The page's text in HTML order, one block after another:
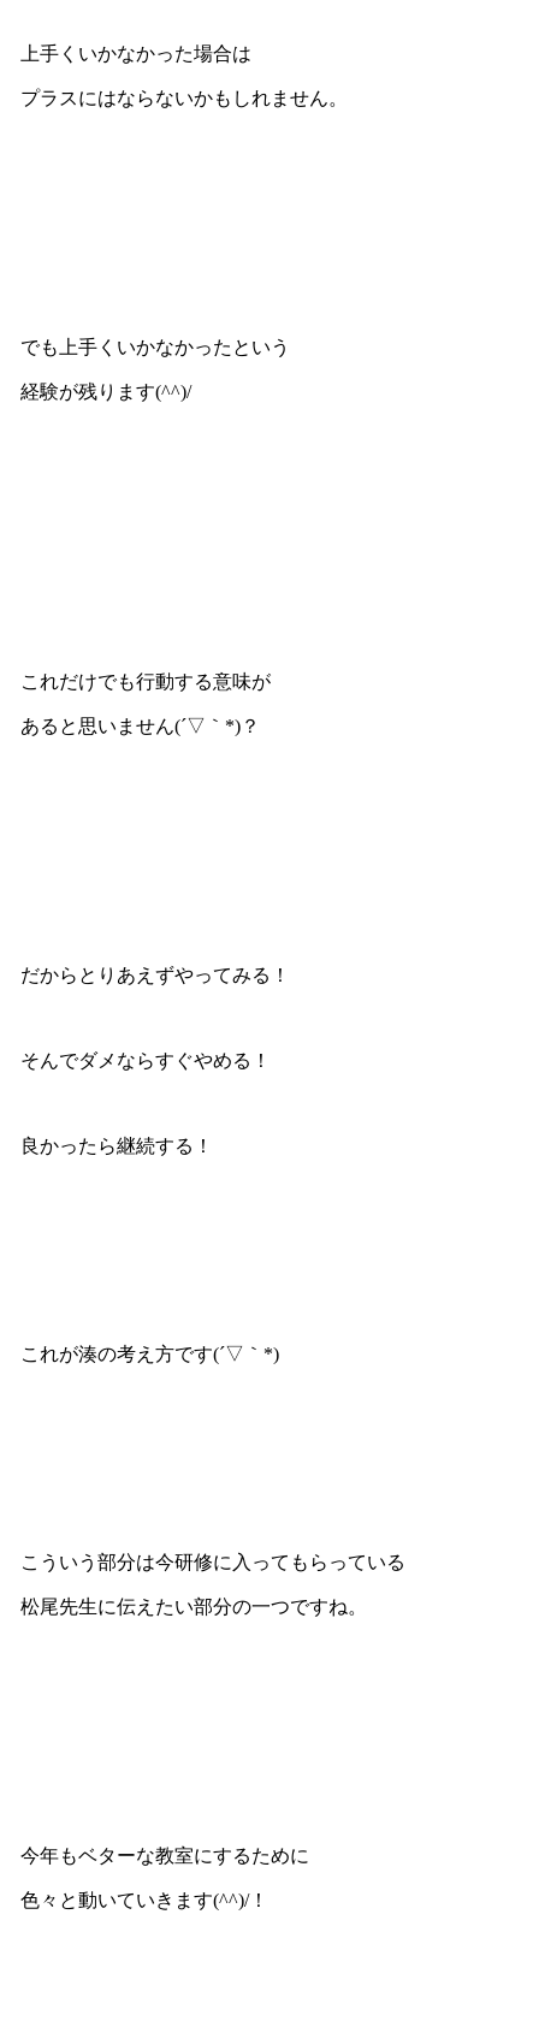
上手くいかなかった場合は
プラスにはならないかもしれません。
でも上手くいかなかったという
経験が残ります(^^)/
これだけでも行動する意味が
あると思いません(´▽｀*)？
だからとりあえずやってみる！
そんでダメならすぐやめる！
良かったら継続する！
これが湊の考え方です(´▽｀*)
こういう部分は今研修に入ってもらっている
松尾先生に伝えたい部分の一つですね。
今年もベターな教室にするために
色々と動いていきます(^^)/！